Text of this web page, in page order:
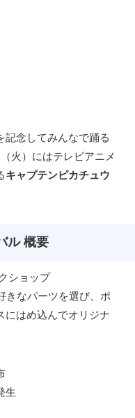
記念してみんなで踊る
火）にはテレビアニメ
キャプテンピカチュウ
ル 概要
ショップ
きなパーツを選び、ポ
にはめ込んでオリジナ
生